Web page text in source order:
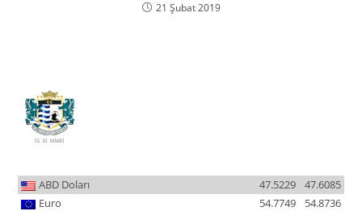
21 Şubat 2019
ABD Doları 47.6085
47.5229
Euro
54.8736
54.7749